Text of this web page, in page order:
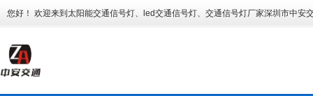
您好！ 欢迎来到太阳能交通信号灯、led交通信号灯、交通信号灯厂家深圳市中安